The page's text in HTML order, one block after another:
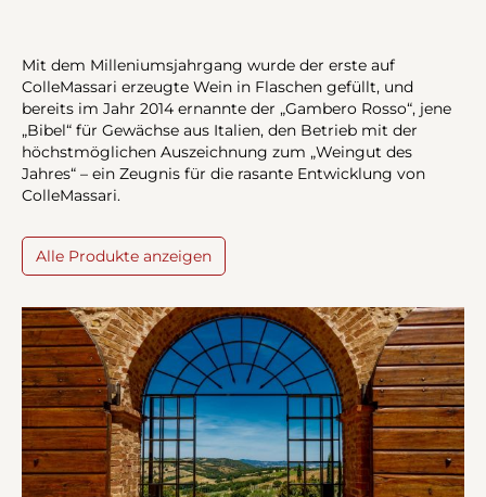
Mit dem Milleniumsjahrgang wurde der erste auf
ColleMassari erzeugte Wein in Flaschen gefüllt, und
bereits im Jahr 2014 ernannte der „Gambero Rosso“, jene
„Bibel“ für Gewächse aus Italien, den Betrieb mit der
höchstmöglichen Auszeichnung zum „Weingut des
Jahres“ – ein Zeugnis für die rasante Entwicklung von
ColleMassari.
Alle Produkte anzeigen